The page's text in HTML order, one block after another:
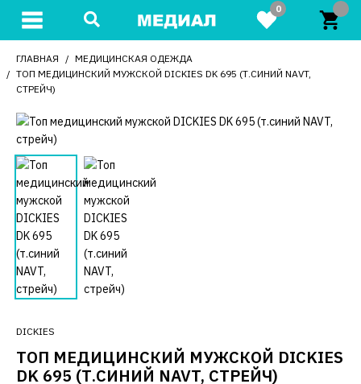
0
ГЛАВНАЯ
МЕДИЦИНСКАЯ ОДЕЖДА
ТОП МЕДИЦИНСКИЙ МУЖСКОЙ DICKIES DK 695 (Т.СИНИЙ NAVT,
СТРЕЙЧ)
DICKIES
ТОП МЕДИЦИНСКИЙ МУЖСКОЙ DICKIES
DK 695 (Т.СИНИЙ NAVT, СТРЕЙЧ)